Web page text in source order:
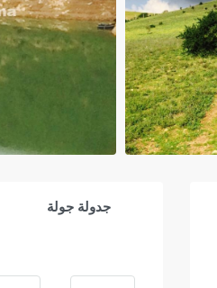
جدولة جولة